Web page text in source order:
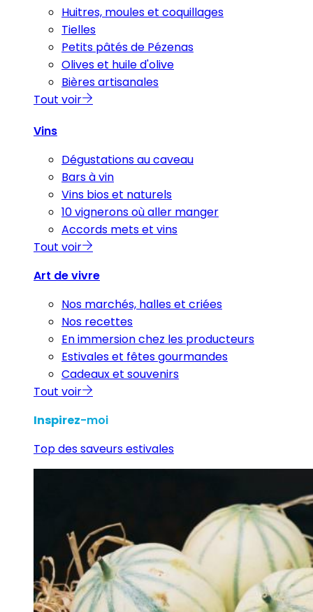
Huitres, moules et coquillages
Tielles
Petits pâtés de Pézenas
Olives et huile d'olive
Bières artisanales
Tout voir
Vins
Dégustations au caveau
Bars à vin
Vins bios et naturels
10 vignerons où aller manger
Accords mets et vins
Tout voir
Art de vivre
Nos marchés, halles et criées
Nos recettes
En immersion chez les producteurs
Estivales et fêtes gourmandes
Cadeaux et souvenirs
Tout voir
Inspirez-moi
Top des saveurs estivales